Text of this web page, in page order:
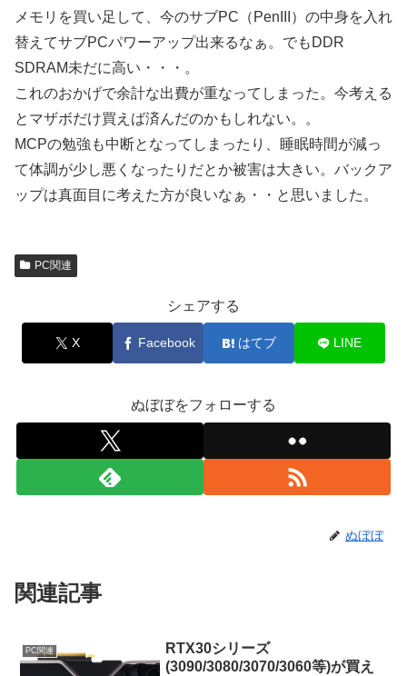
メモリを買い足して、今のサブPC（PenIII）の中身を入れ
替えてサブPCパワーアップ出来るなぁ。でもDDR
SDRAM未だに高い・・・。
これのおかげで余計な出費が重なってしまった。今考える
とマザボだけ買えば済んだのかもしれない。。
MCPの勉強も中断となってしまったり、睡眠時間が減っ
て体調が少し悪くなったりだとか被害は大きい。バックア
ップは真面目に考えた方が良いなぁ・・と思いました。
PC関連
シェアする
X Facebook はてブ LINE
ぬぼぼをフォローする
ぬぼぼ
関連記事
PC関連
RTX30シリーズ
(3090/3080/3070/3060等)が買え